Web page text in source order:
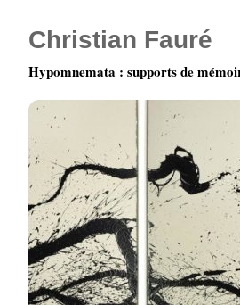
Christian Fauré
Hypomnemata : supports de